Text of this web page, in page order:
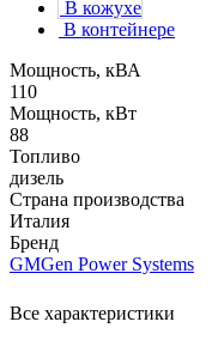
В кожухе
В контейнере
Мощность, кВА
110
Мощность, кВт
88
Топливо
дизель
Страна производства
Италия
Бренд
GMGen Power Systems
Все характеристики